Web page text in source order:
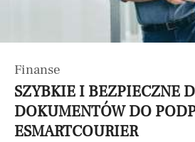
Finanse
SZYBKIE I BEZPIECZNE
DOKUMENTÓW DO
ESMARTCOURIER